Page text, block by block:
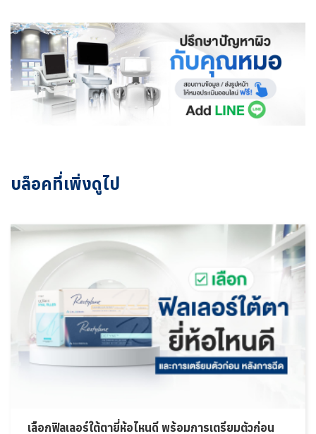
บล็อคที่เพิ่งดูไป
เลือกฟิลเลอร์ใต้ตายี่ห้อไหนดี พร้อมการเตรียมตัวก่อน